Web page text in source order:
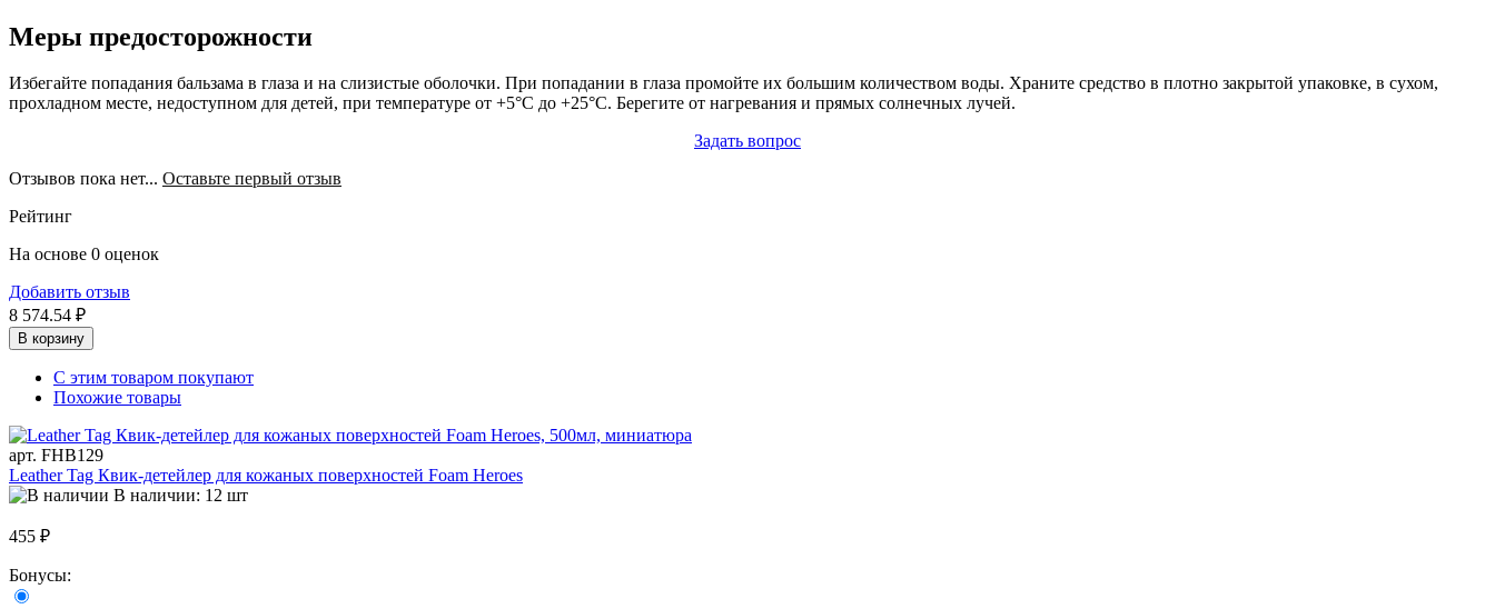
Меры предосторожности
Избегайте попадания бальзама в глаза и на слизистые оболочки. При попадании в глаза промойте их большим количеством воды. Храните средство в плотно закрытой упаковке, в сухом,
прохладном месте, недоступном для детей, при температуре от +5°C до +25°C. Берегите от нагревания и прямых солнечных лучей.
Задать вопрос
Отзывов пока нет... Оставьте первый отзыв
Рейтинг
На основе 0 оценок
Добавить отзыв
8 574.54 ₽
В корзину
С этим товаром покупают
Похожие товары
арт. FHB129
Leather Tag Квик-детейлер для кожаных поверхностей Foam Heroes
В наличии: 12 шт
455 ₽
Бонусы: